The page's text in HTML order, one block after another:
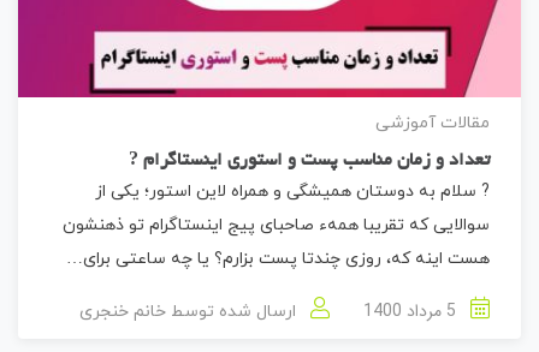
مقالات آموزشی
تعداد و زمان مناسب پست و استوری اینستاگرام ?
? سلام به دوستان همیشگی و همراه لاین استور؛ یکی از
سوالایی که تقریبا همهء صاحبای پیج اینستاگرام تو ذهنشون
هست اینه که، روزی چندتا پست بزارم؟ یا چه ساعتی برای…
ارسال شده توسط خانم خنجری